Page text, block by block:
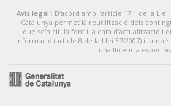
Avís legal : D’acord amb l’article 17.1 de la
Catalunya permet la reutilització dels
que se'n citi la font i la data d'actualització i
informació (article 8 de la Llei 37/2007) i
una llicència